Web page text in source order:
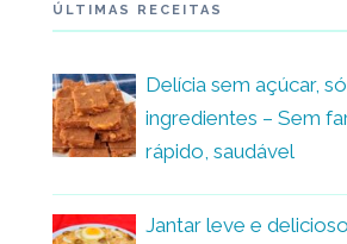
ÚLTIMAS RECEITAS
Delícia sem açúcar,
ingredientes – Sem
rápido, saudável
Jantar leve e